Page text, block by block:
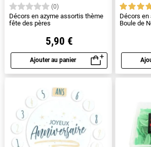
(0)
Décors en azyme assortis thème
fête des pères
5,90 €
Ajouter au panier
Aperçu rapide
Décors
Boule de